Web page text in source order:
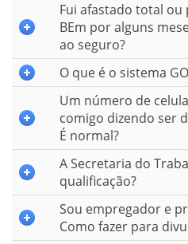
Fui afastado total
BEm por alguns
ao seguro?
O que é o sistema
Um número de
comigo dizendo ser
É normal?
A Secretaria do
qualificação?
Sou empregador e
Como fazer para